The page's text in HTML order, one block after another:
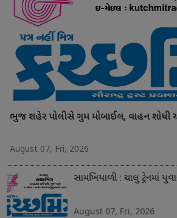
ભુજ શહેર પોલીસે ગુમ મોબાઈલ, વાહન શોધી
August 07, Fri, 2026
સામખિયાળી : ચાલુ ટ્રેનમાં
August 07, Fri, 2026